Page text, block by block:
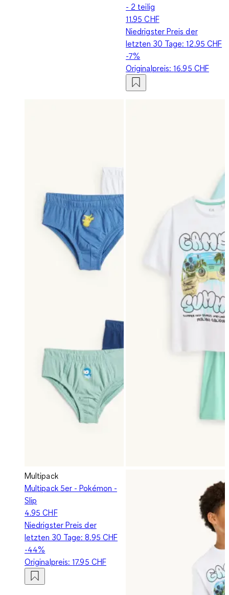
- 2 teilig
11.95 CHF
Niedrigster Preis der
letzten 30 Tage:12.95 CHF
-7%
Originalpreis:16.95 CHF
Multipack
Multipack 5er - Pokémon -
Slip
4.95 CHF
Niedrigster Preis der
letzten 30 Tage:8.95 CHF
-44%
Originalpreis:17.95 CHF